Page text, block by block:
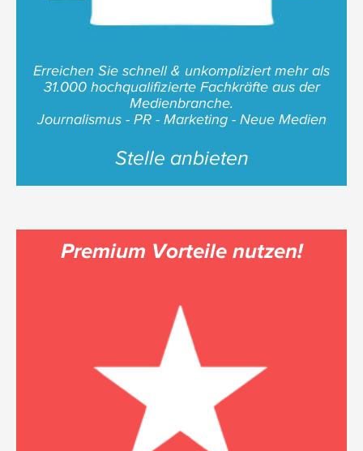
Erreichen Sie schnell & unkompliziert mehr als
31.000 hochqualifizierte Fachkräfte aus der
Medienbranche.
Journalismus - PR - Marketing - Neue Medien
Stelle anbieten
Premium Vorteile nutzen!